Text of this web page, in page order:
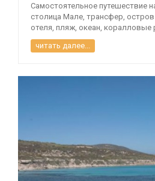
Самостоятельное путешествие
столица Мале, трансфер, остров
отеля, пляж, океан, коралловые
читать далее...